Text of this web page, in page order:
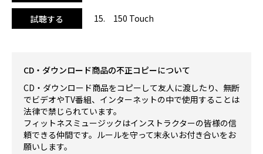
試聴する 15. 150 Touch
CD・ダウンロード商品の不正コピーについて
CD・ダウンロード商品をコピーして友人に渡したり、無断
でビデオやTV番組、インターネットの中で使用することは
法律で禁じられています。
フィットネスミュージックはインストラクターの皆様の信
頼できる仲間です。ルールを守って末永いお付き合いをお
願いします。